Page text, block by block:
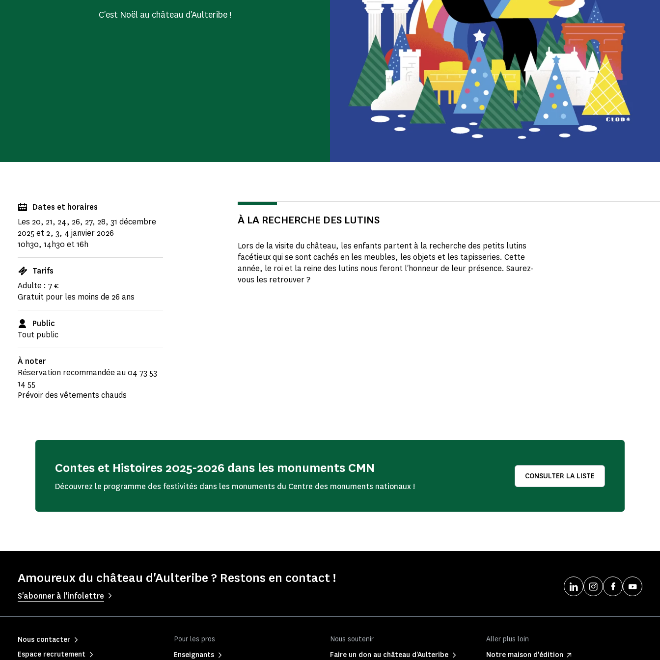
C'est Noël au château d'Aulteribe !
Dates et horaires
Les 20, 21, 24, 26, 27, 28, 31 décembre
2025 et 2, 3, 4 janvier 2026
10h30, 14h30 et 16h
Tarifs
Adulte : 7 €
Gratuit pour les moins de 26 ans
Public
Tout public
À noter
Réservation recommandée au 04 73 53
14 55
Prévoir des vêtements chauds
À LA RECHERCHE DES LUTINS
Lors de la visite du château, les enfants partent à la recherche des petits lutins
facétieux qui se sont cachés en les meubles, les objets et les tapisseries. Cette
année, le roi et la reine des lutins nous feront l'honneur de leur présence. Saurez-
vous les retrouver ?
Contes et Histoires 2025-2026 dans les monuments CMN
Découvrez le programme des festivités dans les monuments du Centre des monuments nationaux !
CONSULTER LA LISTE
Amoureux du château d'Aulteribe ? Restons en contact !
S'abonner à l'infolettre
Pour les pros
Enseignants
Nous soutenir
Faire un don au château d'Aulteribe
Aller plus loin
Notre maison d'édition
Nous contacter
Espace recrutement